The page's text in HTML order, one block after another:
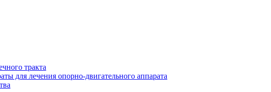
тракта
для лечения опорно-двигательного аппарата